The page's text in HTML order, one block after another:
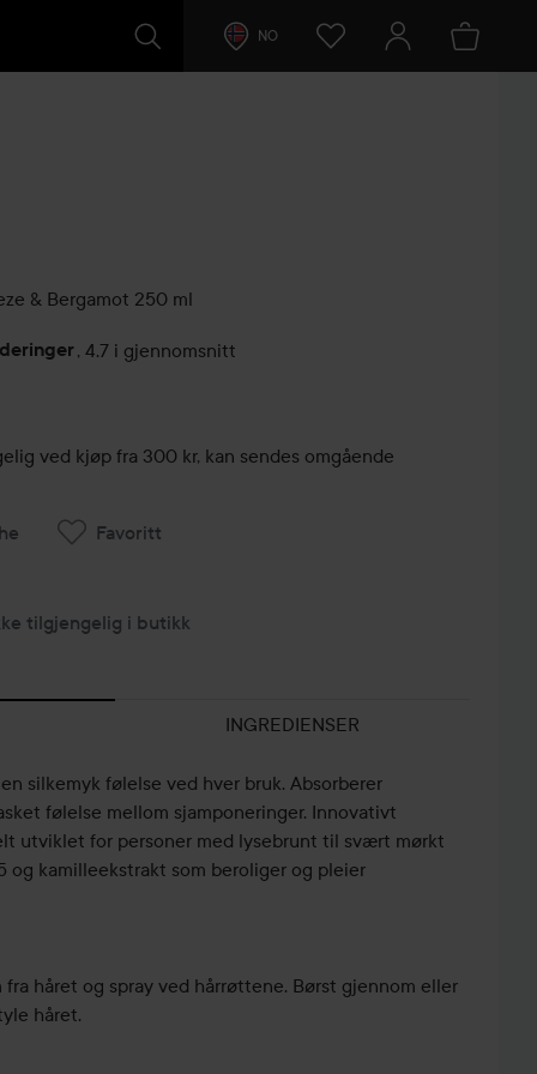
NO
& Bergamot 250 ml
, 4.7 i gjennomsnitt
ved kjøp fra 300 kr, kan sendes omgående
Favoritt
tilgjengelig i butikk
INGREDIENSER
silkemyk følelse ved hver bruk. Absorberer
følelse mellom sjamponeringer. Innovativt
utviklet for personer med lysebrunt til svært mørkt
og kamilleekstrakt som beroliger og pleier
håret og spray ved hårrøttene. Børst gjennom eller
håret.